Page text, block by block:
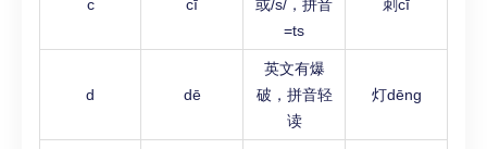
c cī
或/s/，拼音
=ts
刺cī
d dē
英文有爆
破，拼音轻
读
灯dēng